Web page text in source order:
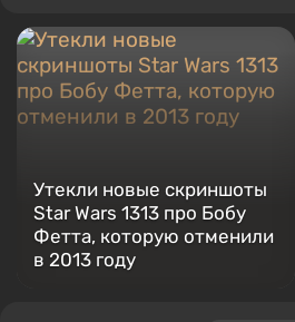
Утекли новые скриншоты
Star Wars 1313 про Бобу
Фетта, которую отменили
в 2013 году